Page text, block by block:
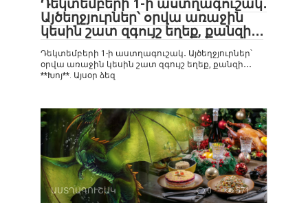
Դեկտեմբերի 1-ի աստղագուշակ․
Այծեղջյուրներ՝ օրվա առաջին
կեսին շատ զգույշ եղեք, քանզի․․․
Դեկտեմբերի 1-ի աստղագուշակ․ Այծեղջյուրներ՝
օրվա առաջին կեսին շատ զգույշ եղեք, քանզի․․․
**Խոյ**. Այսօր ձեզ
ԱՍՏՂԱԳՈՒՇԱԿ 0 571